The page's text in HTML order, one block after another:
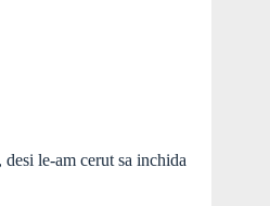
le-am cerut sa inchida